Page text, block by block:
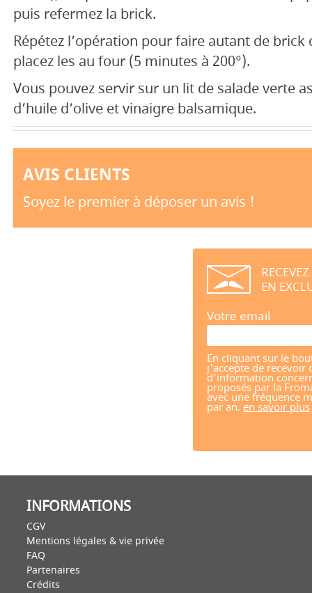
puis refermez la brick.
Répétez l’opération pour faire autant de brick
placez les au four (5 minutes à 200°).
Vous pouvez servir sur un lit de salade verte
d’huile d’olive et vinaigre balsamique.
AVIS CLIENTS
Soyez le premier à déposer un avis !
EN
Votre email
En cliquant sur le
j'accepte de recevoir
d'information
proposés par la
avec une fréquence
par an. en savoir plus
INFORMATIONS
CGV
Mentions légales & vie privée
FAQ
Partenaires
Crédits